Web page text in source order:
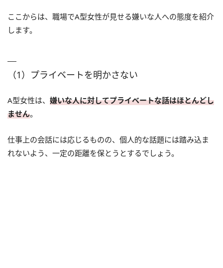
ここからは、職場でA型女性が見せる嫌いな人への態度を紹介
します。
（1）プライベートを明かさない
A型女性は、 嫌いな人に対してプライベートな話はほとんどし
ません。
仕事上の会話には応じるものの、個人的な話題には踏み込ま
れないよう、一定の距離を保とうとするでしょう。